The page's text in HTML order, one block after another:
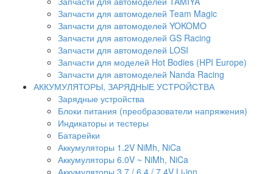
Запчасти для автомоделей Team Magic
Запчасти для автомоделей YOKOMO
Запчасти для автомоделей GS Racing
Запчасти для автомоделей LOSI
Запчасти для моделей Hot Bodies (HPI Europe)
Запчасти для автомоделей Nanda Racing
АККУМУЛЯТОРЫ, ЗАРЯДНЫЕ УСТРОЙСТВА
Зарядные устройства
Блоки питания (преобразователи напряжения)
Индикаторы и тестеры
Батарейки
Аккумуляторы 1.2V NiMh, NiCa
Аккумуляторы 6.0V ~ NiMh, NiCa
Аккумуляторы 3.7 / 6.4 / 7.4V Li-ion